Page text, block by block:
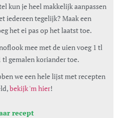
iedereen tegelijk? Maak een
het ei pas op het laatst toe.
mee met de uien voeg 1 tl
tl gemalen koriander toe.
we een hele lijst met recepten
bekijk 'm hier!
recept